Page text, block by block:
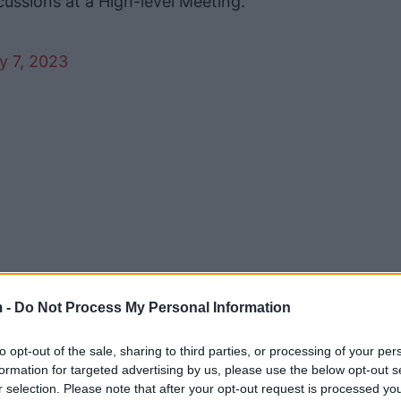
- Do Not Process My Personal Information
opt-out of the sale, sharing to third parties, or processing of your
for targeted advertising by us, please use the below opt-out
selection. Please note that after your opt-out request is processed
7, 2023
takimin që pati me Përfaqësuesin Special të BE-
e pranon propozimin e BE-së për